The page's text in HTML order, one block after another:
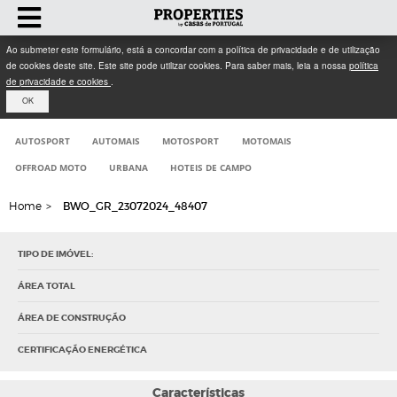
Ao submeter este formulário, está a concordar com a política de privacidade e de utilização
de cookies deste site. Este site pode utilizar cookies. Para saber mais, leia a nossa política
de privacidade e cookies .
OK
AUTOSPORT AUTOMAIS MOTOSPORT MOTOMAIS
OFFROAD MOTO URBANA HOTEIS DE CAMPO
Home > BWO_GR_23072024_48407
TIPO DE IMÓVEL:
ÁREA TOTAL
ÁREA DE CONSTRUÇÃO
CERTIFICAÇÃO ENERGÉTICA
Características